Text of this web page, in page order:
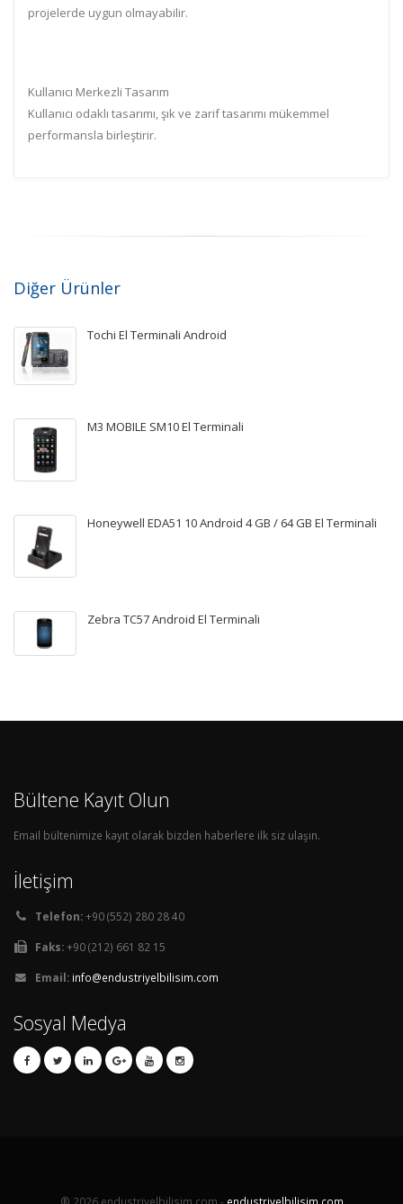
projelerde uygun olmayabilir.
Kullanıcı Merkezli Tasarım
Kullanıcı odaklı tasarımı, şık ve zarif tasarımı mükemmel
performansla birleştirir.
Diğer Ürünler
Tochi El Terminali Android
M3 MOBILE SM10 El Terminali
Honeywell EDA51 10 Android 4 GB / 64 GB El Terminali
Zebra TC57 Android El Terminali
Bültene Kayıt Olun
Email bültenimize kayıt olarak bizden haberlere ilk siz ulaşın.
İletişim
Telefon:+90 (552) 280 28 40
Faks:+90 (212) 661 82 15
Email: info@endustriyelbilisim.com
Sosyal Medya